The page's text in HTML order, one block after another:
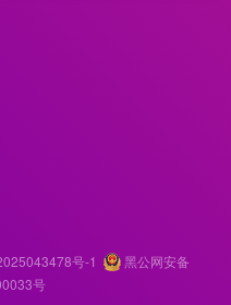
号-1
黑公网安备
号